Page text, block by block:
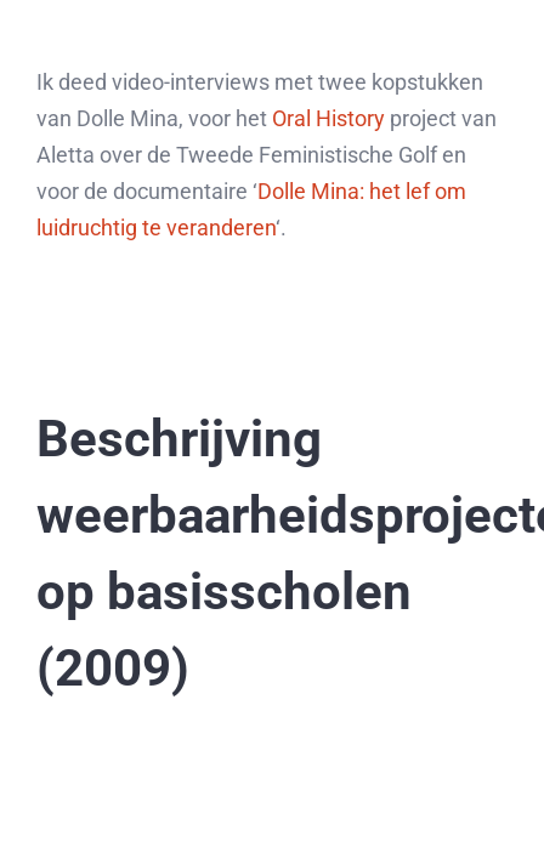
Ik deed video-interviews met twee kopstukken
van Dolle Mina, voor het Oral History project van
Aletta over de Tweede Feministische Golf en
voor de documentaire ‘Dolle Mina: het lef om
luidruchtig te veranderen‘.
Beschrijving
op basisscholen
(2009)